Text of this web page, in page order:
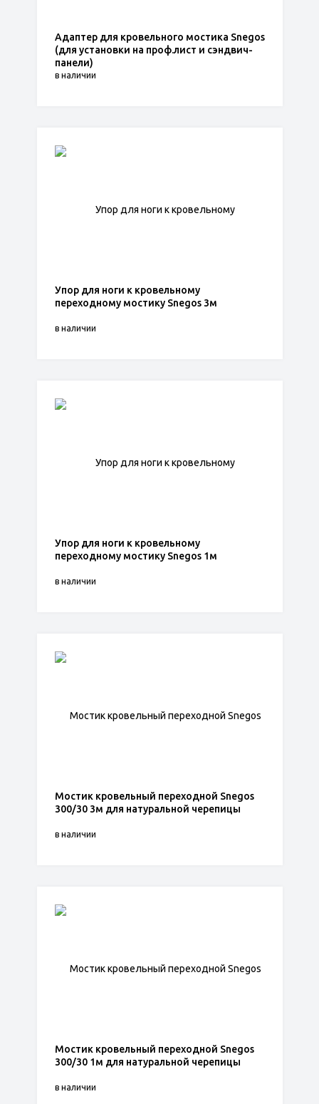
Адаптер для кровельного мостика Snegos
(для установки на проф.лист и сэндвич-
панели)
в наличии
Упор для ноги к кровельному
переходному мостику Snegos 3м
в наличии
Упор для ноги к кровельному
переходному мостику Snegos 1м
в наличии
Мостик кровельный переходной Snegos
300/30 3м для натуральной черепицы
в наличии
Мостик кровельный переходной Snegos
300/30 1м для натуральной черепицы
в наличии